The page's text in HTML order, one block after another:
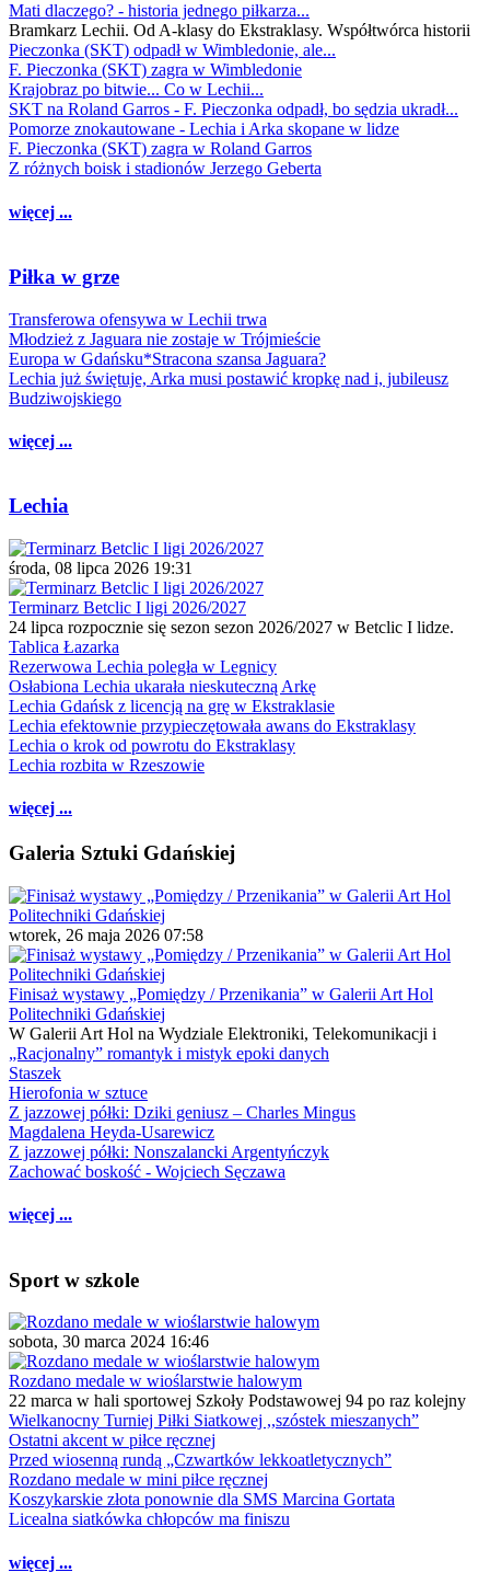
Mati dlaczego? - historia jednego piłkarza...
Bramkarz Lechii. Od A-klasy do Ekstraklasy. Współtwórca historii
Pieczonka (SKT) odpadł w Wimbledonie, ale...
F. Pieczonka (SKT) zagra w Wimbledonie
Krajobraz po bitwie... Co w Lechii...
SKT na Roland Garros - F. Pieczonka odpadł, bo sędzia ukradł...
Pomorze znokautowane - Lechia i Arka skopane w lidze
F. Pieczonka (SKT) zagra w Roland Garros
Z różnych boisk i stadionów Jerzego Geberta
więcej ...
Piłka w grze
Transferowa ofensywa w Lechii trwa
Młodzież z Jaguara nie zostaje w Trójmieście
Europa w Gdańsku*Stracona szansa Jaguara?
Lechia już świętuje, Arka musi postawić kropkę nad i, jubileusz
Budziwojskiego
więcej ...
Lechia
środa, 08 lipca 2026 19:31
Terminarz Betclic I ligi 2026/2027
24 lipca rozpocznie się sezon sezon 2026/2027 w Betclic I lidze.
Tablica Łazarka
Rezerwowa Lechia poległa w Legnicy
Osłabiona Lechia ukarała nieskuteczną Arkę
Lechia Gdańsk z licencją na grę w Ekstraklasie
Lechia efektownie przypieczętowała awans do Ekstraklasy
Lechia o krok od powrotu do Ekstraklasy
Lechia rozbita w Rzeszowie
więcej ...
Galeria Sztuki Gdańskiej
wtorek, 26 maja 2026 07:58
Finisaż wystawy „Pomiędzy / Przenikania” w Galerii Art Hol
Politechniki Gdańskiej
W Galerii Art Hol na Wydziale Elektroniki, Telekomunikacji i
„Racjonalny” romantyk i mistyk epoki danych
Staszek
Hierofonia w sztuce
Z jazzowej półki: Dziki geniusz – Charles Mingus
Magdalena Heyda-Usarewicz
Z jazzowej półki: Nonszalancki Argentyńczyk
Zachować boskość - Wojciech Sęczawa
więcej ...
Sport w szkole
sobota, 30 marca 2024 16:46
Rozdano medale w wioślarstwie halowym
22 marca w hali sportowej Szkoły Podstawowej 94 po raz kolejny
Wielkanocny Turniej Piłki Siatkowej ,,szóstek mieszanych”
Ostatni akcent w piłce ręcznej
Przed wiosenną rundą „Czwartków lekkoatletycznych”
Rozdano medale w mini piłce ręcznej
Koszykarskie złota ponownie dla SMS Marcina Gortata
Licealna siatkówka chłopców ma finiszu
więcej ...